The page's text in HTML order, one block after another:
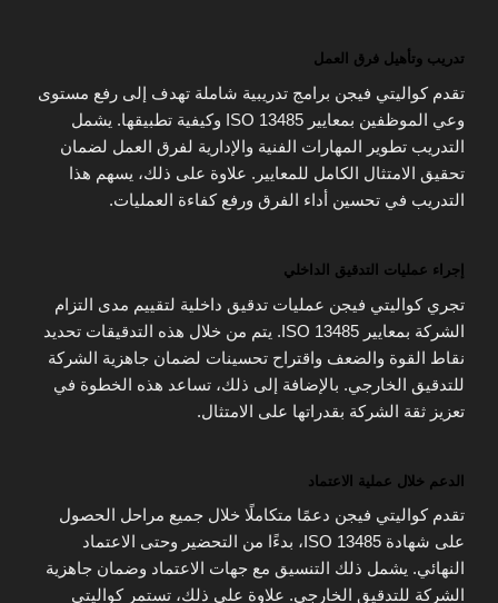
تدريب وتأهيل فرق العمل
تقدم كواليتي فيجن برامج تدريبية شاملة تهدف إلى رفع مستوى
وعي الموظفين بمعايير ISO 13485 وكيفية تطبيقها. يشمل
التدريب تطوير المهارات الفنية والإدارية لفرق العمل لضمان
تحقيق الامتثال الكامل للمعايير. علاوة على ذلك، يسهم هذا
التدريب في تحسين أداء الفرق ورفع كفاءة العمليات.
إجراء عمليات التدقيق الداخلي
تجري كواليتي فيجن عمليات تدقيق داخلية لتقييم مدى التزام
الشركة بمعايير ISO 13485. يتم من خلال هذه التدقيقات تحديد
نقاط القوة والضعف واقتراح تحسينات لضمان جاهزية الشركة
للتدقيق الخارجي. بالإضافة إلى ذلك، تساعد هذه الخطوة في
تعزيز ثقة الشركة بقدراتها على الامتثال.
الدعم خلال عملية الاعتماد
تقدم كواليتي فيجن دعمًا متكاملًا خلال جميع مراحل الحصول
على شهادة ISO 13485، بدءًا من التحضير وحتى الاعتماد
النهائي. يشمل ذلك التنسيق مع جهات الاعتماد وضمان جاهزية
الشركة للتدقيق الخارجي. علاوة على ذلك، تستمر كواليتي